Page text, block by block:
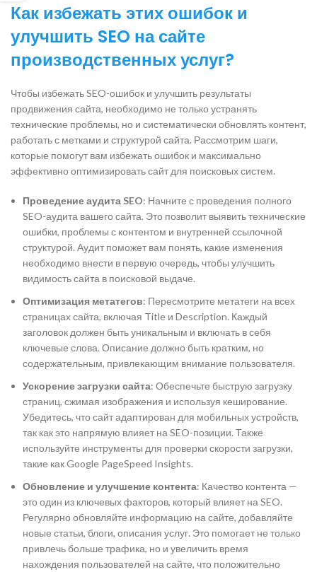
Как избежать этих ошибок и
улучшить SEO на сайте
производственных услуг?
Чтобы избежать SEO-ошибок и улучшить результаты
продвижения сайта, необходимо не только устранять
технические проблемы, но и систематически обновлять контент,
работать с метками и структурой сайта. Рассмотрим шаги,
которые помогут вам избежать ошибок и максимально
эффективно оптимизировать сайт для поисковых систем.
Проведение аудита SEO: Начните с проведения полного
SEO-аудита вашего сайта. Это позволит выявить технические
ошибки, проблемы с контентом и внутренней ссылочной
структурой. Аудит поможет вам понять, какие изменения
необходимо внести в первую очередь, чтобы улучшить
видимость сайта в поисковой выдаче.
Оптимизация метатегов: Пересмотрите метатеги на всех
страницах сайта, включая Title и Description. Каждый
заголовок должен быть уникальным и включать в себя
ключевые слова. Описание должно быть кратким, но
содержательным, привлекающим внимание пользователя.
Ускорение загрузки сайта: Обеспечьте быструю загрузку
страниц, сжимая изображения и используя кеширование.
Убедитесь, что сайт адаптирован для мобильных устройств,
так как это напрямую влияет на SEO-позиции. Также
используйте инструменты для проверки скорости загрузки,
такие как Google PageSpeed Insights.
Обновление и улучшение контента: Качество контента —
это один из ключевых факторов, который влияет на SEO.
Регулярно обновляйте информацию на сайте, добавляйте
новые статьи, блоги, описания услуг. Это помогает не только
привлечь больше трафика, но и увеличить время
нахождения пользователей на сайте, что положительно